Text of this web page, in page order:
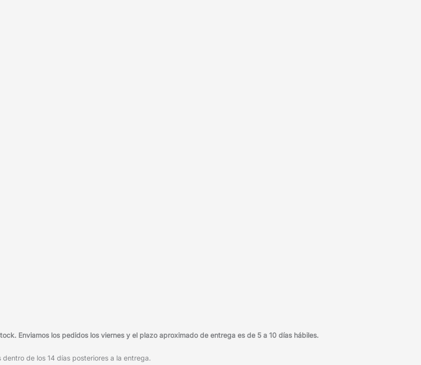
Enviamos los pedidos los viernes y el plazo aproximado de entrega es de 5 a 10 días hábiles.
de los 14 días posteriores a la entrega.